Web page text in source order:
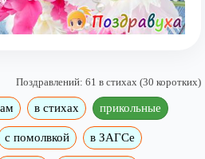
Поздравлений: 61 в стихах (30 коротких)
в стихах прикольные
с помолвкой в ЗАГСе